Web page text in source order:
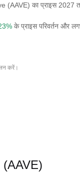
(AAVE) का प्राइस 2027
के प्राइस परिवर्तन और
करें।
(AAVE)